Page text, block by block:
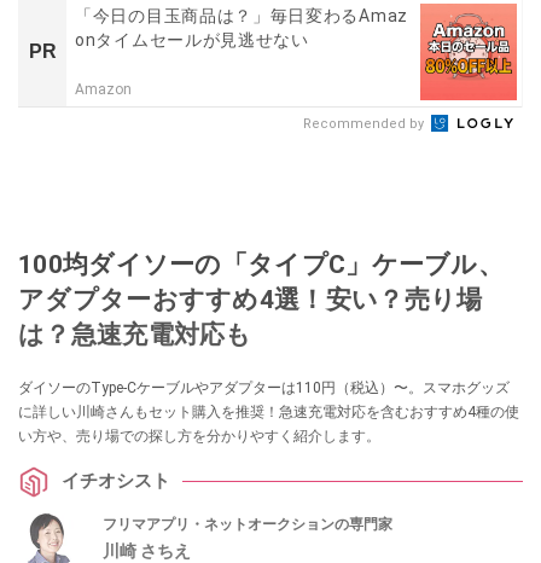
PR
「今日の目玉商品は？」毎日変わるAmaz
onタイムセールが見逃せない
Amazon
Recommended by
100均ダイソーの「タイプC」ケーブル、
アダプターおすすめ4選！安い？売り場
は？急速充電対応も
ダイソーのType-Cケーブルやアダプターは110円（税込）〜。スマホグッズ
に詳しい川崎さんもセット購入を推奨！急速充電対応を含むおすすめ4種の使
い方や、売り場での探し方を分かりやすく紹介します。
イチオシスト
フリマアプリ・ネットオークションの専門家
川崎 さちえ